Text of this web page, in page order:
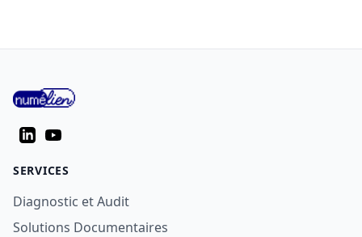
NUMELIEN
LinkedInYouTube
SERVICES
Diagnostic et Audit
Solutions Documentaires